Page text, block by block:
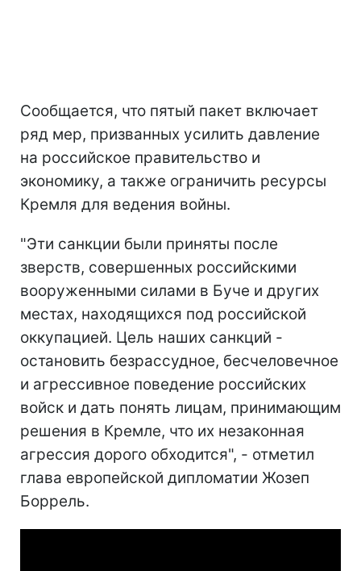
Сообщается, что пятый пакет включает
ряд мер, призванных усилить давление
на российское правительство и
экономику, а также ограничить ресурсы
Кремля для ведения войны.
"Эти санкции были приняты после
зверств, совершенных российскими
вооруженными силами в Буче и других
местах, находящихся под российской
оккупацией. Цель наших санкций -
остановить безрассудное, бесчеловечное
и агрессивное поведение российских
войск и дать понять лицам, принимающим
решения в Кремле, что их незаконная
агрессия дорого обходится", - отметил
глава европейской дипломатии Жозеп
Боррель.